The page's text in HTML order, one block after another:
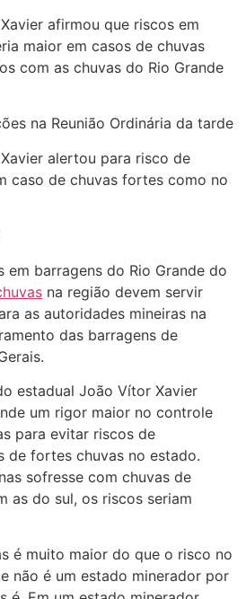
afirmou que riscos em
maior em casos de chuvas
com as chuvas do Rio Grande
alertou para risco de
caso de chuvas fortes como no
em barragens do Rio Grande do
na região devem servir
as autoridades mineiras na
das barragens de
estadual João Vítor Xavier
um rigor maior no controle
para evitar riscos de
de fortes chuvas no estado.
sofresse com chuvas de
as do sul, os riscos seriam
é muito maior do que o risco no
não é um estado minerador por